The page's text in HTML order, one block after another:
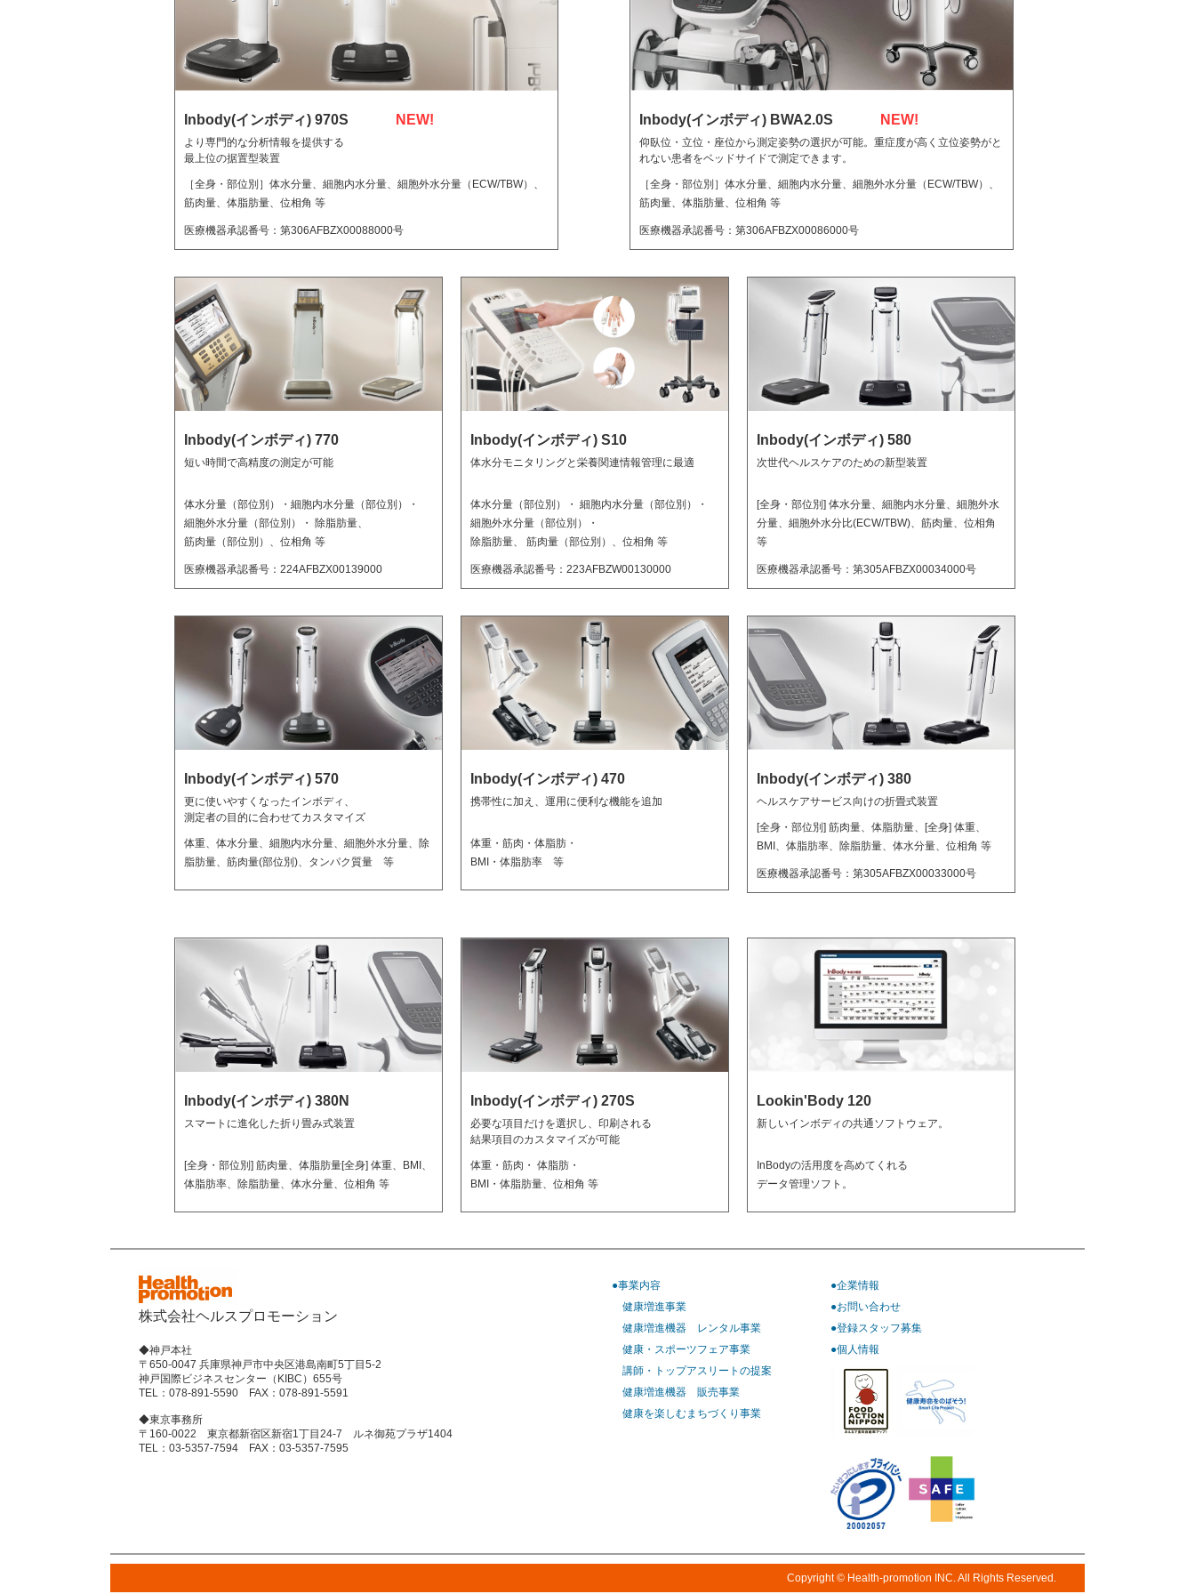
Inbody(インボディ) 970S NEW!
より専門的な分析情報を提供する
最上位の据置型装置
［全身・部位別］体水分量、細胞内水分量、細胞外水分量（ECW/TBW）、
筋肉量、体脂肪量、位相角 等
医療機器承認番号：第306AFBZX00088000号
Inbody(インボディ) BWA2.0S NEW!
仰臥位・立位・座位から測定姿勢の選択が可能。重症度が高く立位姿勢がと
れない患者をベッドサイドで測定できます。
［全身・部位別］体水分量、細胞内水分量、細胞外水分量（ECW/TBW）、
筋肉量、体脂肪量、位相角 等
医療機器承認番号：第306AFBZX00086000号
Inbody(インボディ) 770
短い時間で高精度の測定が可能
体水分量（部位別）・細胞内水分量（部位別）・
細胞外水分量（部位別）・ 除脂肪量、
筋肉量（部位別）、位相角 等
医療機器承認番号：224AFBZX00139000
Inbody(インボディ) S10
体水分モニタリングと栄養関連情報管理に最適
体水分量（部位別）・ 細胞内水分量（部位別）・
細胞外水分量（部位別）・
除脂肪量、 筋肉量（部位別）、位相角 等
医療機器承認番号：223AFBZW00130000
Inbody(インボディ) 580
次世代ヘルスケアのための新型装置
[全身・部位別] 体水分量、細胞内水分量、細胞外水
分量、細胞外水分比(ECW/TBW)、筋肉量、位相角
等
医療機器承認番号：第305AFBZX00034000号
Inbody(インボディ) 570
更に使いやすくなったインボディ、
測定者の目的に合わせてカスタマイズ
体重、体水分量、細胞内水分量、細胞外水分量、除
脂肪量、筋肉量(部位別)、タンパク質量 等
Inbody(インボディ) 470
携帯性に加え、運用に便利な機能を追加
体重・筋肉・体脂肪・
BMI・体脂肪率 等
Inbody(インボディ) 380
ヘルスケアサービス向けの折畳式装置
[全身・部位別] 筋肉量、体脂肪量、[全身] 体重、
BMI、体脂肪率、除脂肪量、体水分量、位相角 等
医療機器承認番号：第305AFBZX00033000号
Inbody(インボディ) 380N
スマートに進化した折り畳み式装置
[全身・部位別] 筋肉量、体脂肪量[全身] 体重、BMI、
体脂肪率、除脂肪量、体水分量、位相角 等
Inbody(インボディ) 270S
必要な項目だけを選択し、印刷される
結果項目のカスタマイズが可能
体重・筋肉・ 体脂肪・
BMI・体脂肪量、位相角 等
Lookin'Body 120
新しいインボディの共通ソフトウェア。
InBodyの活用度を高めてくれる
データ管理ソフト。
株式会社ヘルスプロモーション
◆神戸本社
〒650-0047 兵庫県神戸市中央区港島南町5丁目5-2
神戸国際ビジネスセンター（KIBC）655号
TEL：078-891-5590 FAX：078-891-5591
◆東京事務所
〒160-0022 東京都新宿区新宿1丁目24-7 ルネ御苑プラザ1404
TEL：03-5357-7594 FAX：03-5357-7595
●事業内容
健康増進事業
健康増進機器 レンタル事業
健康・スポーツフェア事業
講師・トップアスリートの提案
健康増進機器 販売事業
健康を楽しむまちづくり事業
●企業情報
●お問い合わせ
●登録スタッフ募集
●個人情報
Copyright © Health-promotion INC. All Rights Reserved.